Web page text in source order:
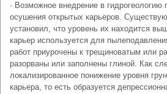
· Возможное внедрение в гидрогеологию
осушения открытых карьеров.
установил, что уровень их находится
карьер используется для
работ приурочены к трещиноватым или
разорваны или заполнены глиной. Как
локализированное понижение уровня
карьера, то есть образуется